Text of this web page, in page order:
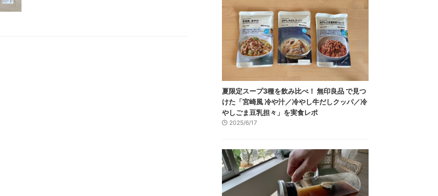
夏限定スープ3種を飲み比べ！ 無印良品 で見つ
けた「宮崎風 冷や汁／冷やし牛だしクッパ／冷
やしごま豆乳担々」を実食レポ
2025/6/17